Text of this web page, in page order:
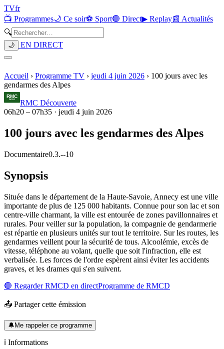
TVfr
📺 Programmes🌙 Ce soir⚽ Sport🔴 Direct▶ Replay📰 Actualités
🔍
🌙 EN DIRECT
Accueil › Programme TV › jeudi 4 juin 2026 › 100 jours avec les
gendarmes des Alpes
RMC Découverte
06h20 – 07h35 · jeudi 4 juin 2026
100 jours avec les gendarmes des Alpes
Documentaire0.3.--10
Synopsis
Située dans le département de la Haute-Savoie, Annecy est une ville
importante de plus de 125 000 habitants. Connue pour son lac et son
centre-ville charmant, la ville est entourée de zones pavillonnaires et
rurales. Pour veiller sur la population, la compagnie de gendarmerie
est répartie en plusieurs unités sur tout le territoire. Sur les routes, les
gendarmes veillent pour la sécurité de tous. Alcoolémie, excès de
vitesse, téléphone au volant, quelle que soit l'infraction, elle est
verbalisée. Les forces de l'ordre espèrent ainsi éviter les accidents
graves, et les drames qui s'en suivent.
🔴 RegarderRMCD en directProgramme de RMCD
📤 Partager cette émission
🔔Me rappeler ce programme
ℹ️ Informations